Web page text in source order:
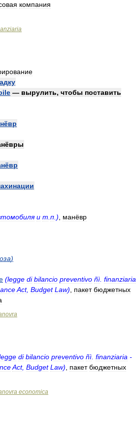
компания
— вырулить, чтобы поставить
и т п .)
манёвр
)
(legge di bilancio preventivo ñì finanziaria
Act, Budget Law) пакет бюджетных
di bilancio preventivo ñì finanziaria -
Act, Budget Law) пакет бюджетных
economica